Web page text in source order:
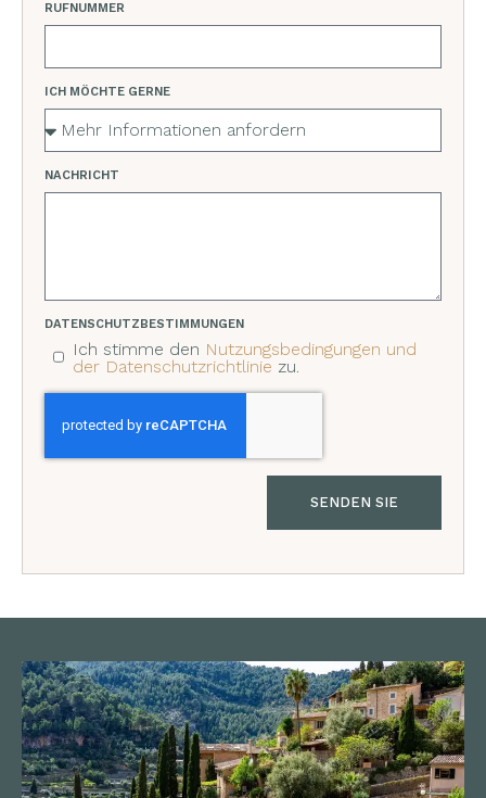
RUFNUMMER
ICH MÖCHTE GERNE
NACHRICHT
DATENSCHUTZBESTIMMUNGEN
Ich stimme den Nutzungsbedingungen und
der Datenschutzrichtlinie zu.
SENDEN SIE